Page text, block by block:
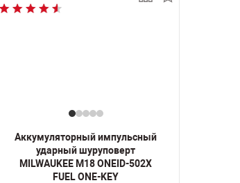
Аккумуляторный импульсный
ударный шуруповерт
MILWAUKEE M18 ONEID-502X
FUEL ONE-KEY